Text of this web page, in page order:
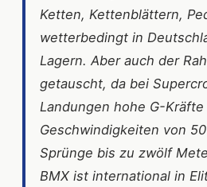
Ketten, Kettenblättern,
wetterbedingt in
Lagern. Aber auch der
getauscht, da bei
Landungen hohe G-
Geschwindigkeiten von
Sprünge bis zu zwölf
BMX ist international in